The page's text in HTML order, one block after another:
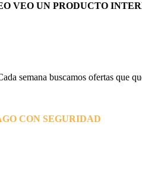
VEO UN PRODUCTO
semana buscamos ofertas que
CON SEGURIDAD